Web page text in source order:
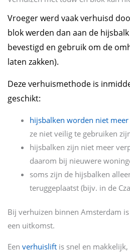
Vroeger werd vaak verhuisd
blok werden dan aan de
bevestigd en gebruik om de
laten zakken).
Deze verhuismethode is
geschikt:
hijsbalken worden niet
ze niet veilig te gebruiken
hijsbalken zijn niet meer
daarom bij nieuwere
soms zijn de hijsbalken
teruggeplaatst (bijv. in de
Bij verhuizen binnen Amsterdam
een uitkomst.
Een verhuislift is snel en